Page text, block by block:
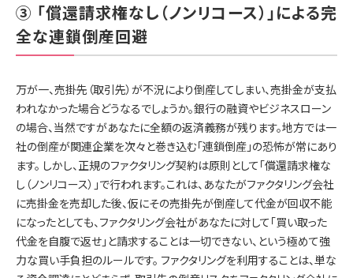
③ 「償還請求権なし（ノンリコース）」による完
全な連鎖倒産回避
万が一、売掛先（取引先）が不況により倒産してしまい、売掛金が支払
われなかった場合どうなるでしょうか。銀行の融資やビジネスローン
の場合、当然ですがあなたに全額の返済義務が残ります。地方では一
社の倒産が関連企業を次々と巻き込む「連鎖倒産」の恐怖が常にあり
ます。 しかし、正規のファクタリング契約は原則として「償還請求権な
し（ノンリコース）」で行われます。これは、あなたがファクタリング会社
に売掛金を売却した後、仮にその売掛先が倒産して代金が回収不能
になったとしても、ファクタリング会社があなたに対して「買い取った
代金を自腹で返せ」と請求することは一切できない、という極めて強
力な買い手負担のルールです。 ファクタリングを利用することは、単な